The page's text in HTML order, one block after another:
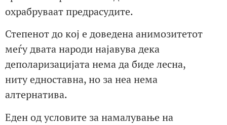
охрабруваат предрасудите.
Степенот до кој е доведена анимозитетот
меѓу двата народи најавува дека
деполаризацијата нема да биде лесна,
ниту едноставна, но за неа нема
алтернатива.
Еден од условите за намалување на